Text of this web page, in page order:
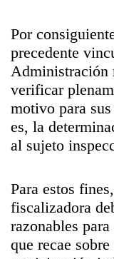
Por
precedente
Administración
verificar
motivo para
es, la
al sujeto
Para estos
fiscalizadora
razonables
que recae